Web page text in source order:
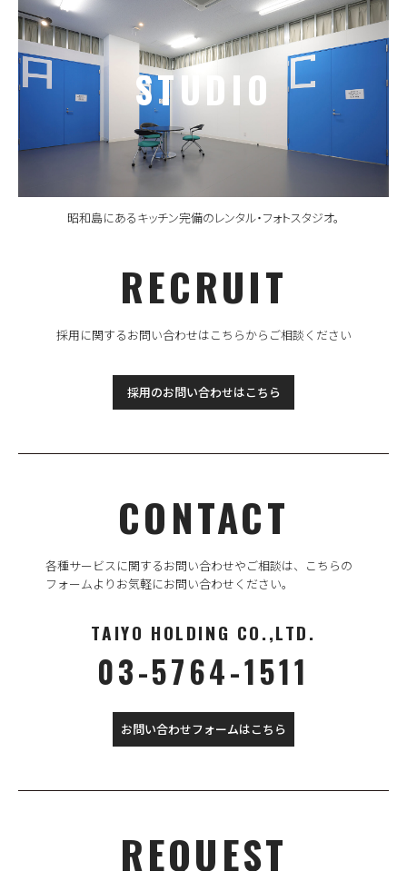
STUDIO
昭和島にあるキッチン完備のレンタル・フォトスタジオ。
RECRUIT
採用に関するお問い合わせはこちらからご相談ください
採用のお問い合わせはこちら
CONTACT
各種サービスに関するお問い合わせやご相談は、
こちらの
フォームよりお気軽にお問い合わせください。
TAIYO HOLDING CO.,LTD.
03-5764-1511
お問い合わせフォームはこちら
REQUEST